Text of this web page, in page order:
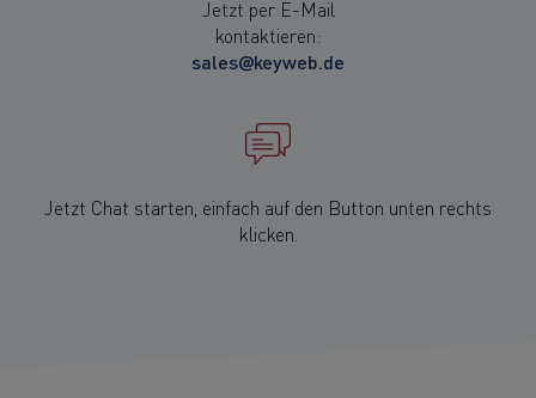
Jetzt per E-Mail
kontaktieren:
sales@keyweb.de
Jetzt Chat starten, einfach auf den Button unten rechts
klicken.